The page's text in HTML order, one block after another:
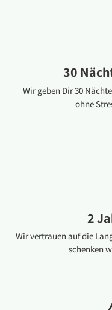
30
Wir geben Dir 30
ohne
2
Wir vertrauen auf die
schenken